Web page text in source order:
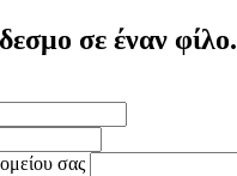
σε έναν φίλο.
σας